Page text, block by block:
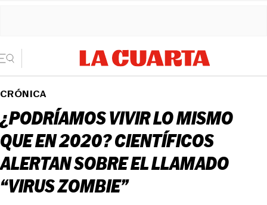
CRÓNICA
¿PODRÍAMOS VIVIR LO MISMO
QUE EN 2020? CIENTÍFICOS
ALERTAN SOBRE EL LLAMADO
“VIRUS ZOMBIE”